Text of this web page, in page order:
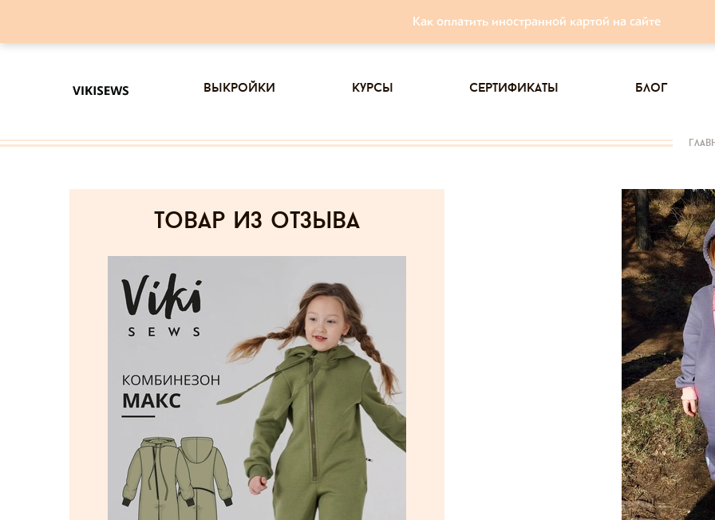
Как оплатить иностранной картой на сайте
выкройки курсы сертификаты блог
товар из отзыва